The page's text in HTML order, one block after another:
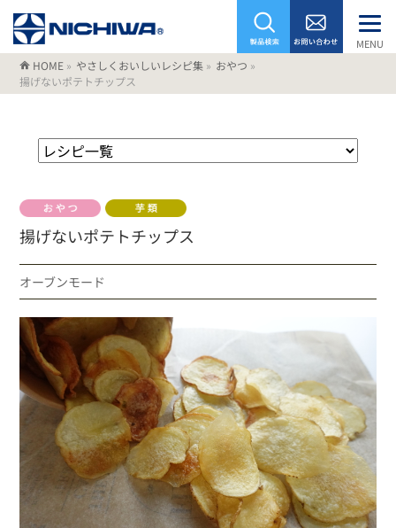
MENU
HOME » やさしくおいしいレシピ集 » おやつ »
揚げないポテトチップス
揚げないポテトチップス
オーブンモード